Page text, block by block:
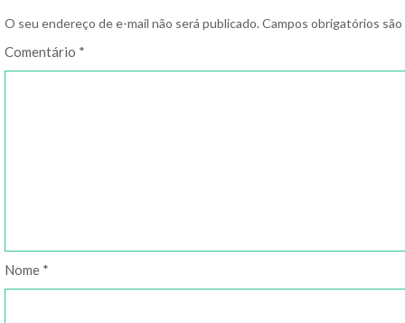
O seu endereço de e-mail não será publicado.Campos obrigatórios
Comentário *
Nome *